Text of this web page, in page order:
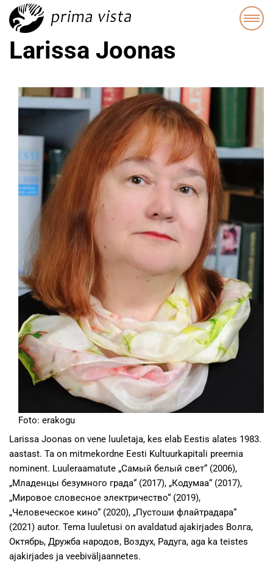
Larissa Joonas
Foto: erakogu
Larissa Joonas on vene luuletaja, kes elab Eestis alates 1983.
aastast. Ta on mitmekordne Eesti Kultuurkapitali preemia
nominent. Luuleraamatute „Самый белый свет“ (2006),
„Младенцы безумного града“ (2017), „Кодумаа“ (2017),
„Мировое словесное электричество“ (2019),
„Человеческое кино“ (2020), „Пустоши флайтрадара“
(2021) autor. Tema luuletusi on avaldatud ajakirjades Волга,
Октябрь, Дружба народов, Воздух, Радуга, aga ka teistes
ajakirjades ja veebiväljaannetes.